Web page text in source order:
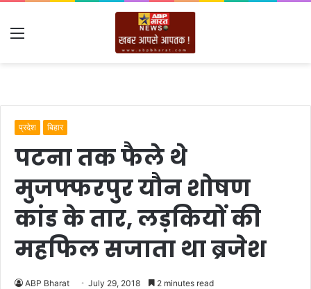
Menu
प्रदेश बिहार
पटना तक फैले थे
मुजफ्फरपुर यौन शोषण
कांड के तार, लड़कियों की
महफिल सजाता था ब्रजेश
ABP Bharat July 29, 2018 2 minutes read